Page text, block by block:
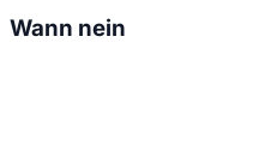
Wann nein